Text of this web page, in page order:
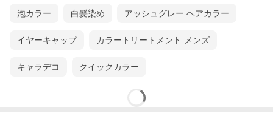
泡カラー 白髪染め アッシュグレー ヘアカラー
イヤーキャップ カラートリートメント メンズ
キャラデコ クイックカラー